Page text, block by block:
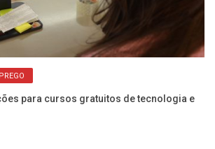
para cursos gratuitos de tecnologia e